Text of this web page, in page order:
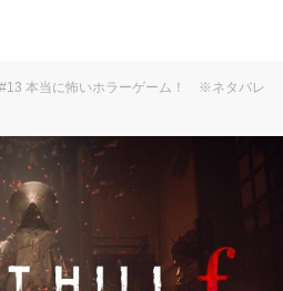
本当に怖いホラーゲーム！ ※ネタバレ